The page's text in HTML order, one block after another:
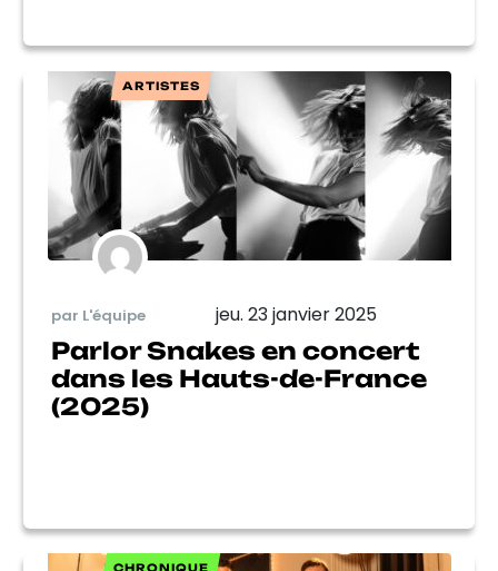
ARTISTES
par L'équipe jeu. 23 janvier 2025
Parlor Snakes en concert
dans les Hauts-de-France
(2025)
CHRONIQUE